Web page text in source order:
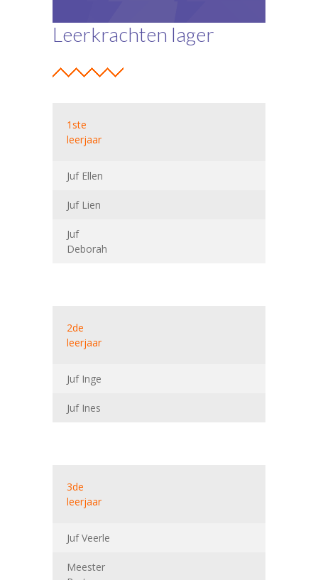
Leerkrachten lager
1ste
leerjaar
Juf Ellen
Juf Lien
Juf
Deborah
2de
leerjaar
Juf Inge
Juf Ines
3de
leerjaar
Juf Veerle
Meester